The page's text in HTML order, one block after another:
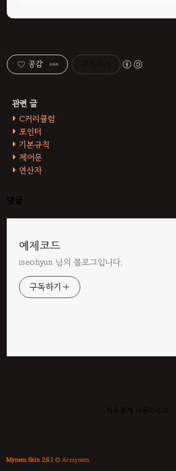
공감
C커리큘럼
포인터
기본규칙
제어문
연산자
댓글
예제코드
iseohyun 님의 블로그입니다.
구독하기
자유롭게 사용하세요
Mynem Skin 2.6.1 © Armynem